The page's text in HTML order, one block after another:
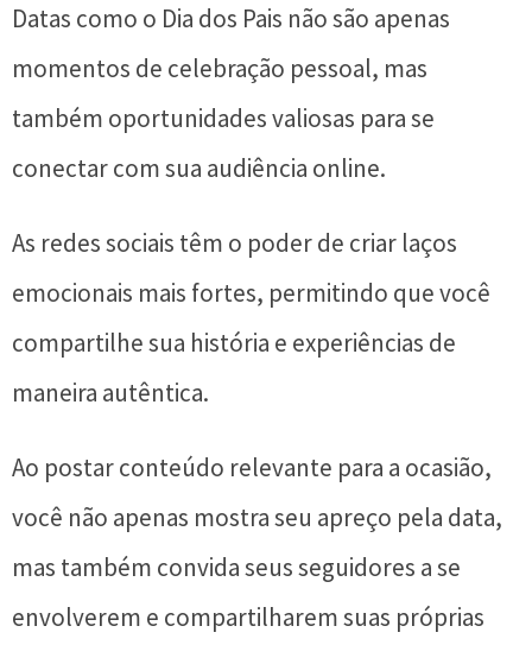
Datas como o Dia dos Pais não são apenas
momentos de celebração pessoal, mas
também oportunidades valiosas para se
conectar com sua audiência online.
As redes sociais têm o poder de criar laços
emocionais mais fortes, permitindo que você
compartilhe sua história e experiências de
maneira autêntica.
Ao postar conteúdo relevante para a ocasião,
você não apenas mostra seu apreço pela data,
mas também convida seus seguidores a se
envolverem e compartilharem suas próprias